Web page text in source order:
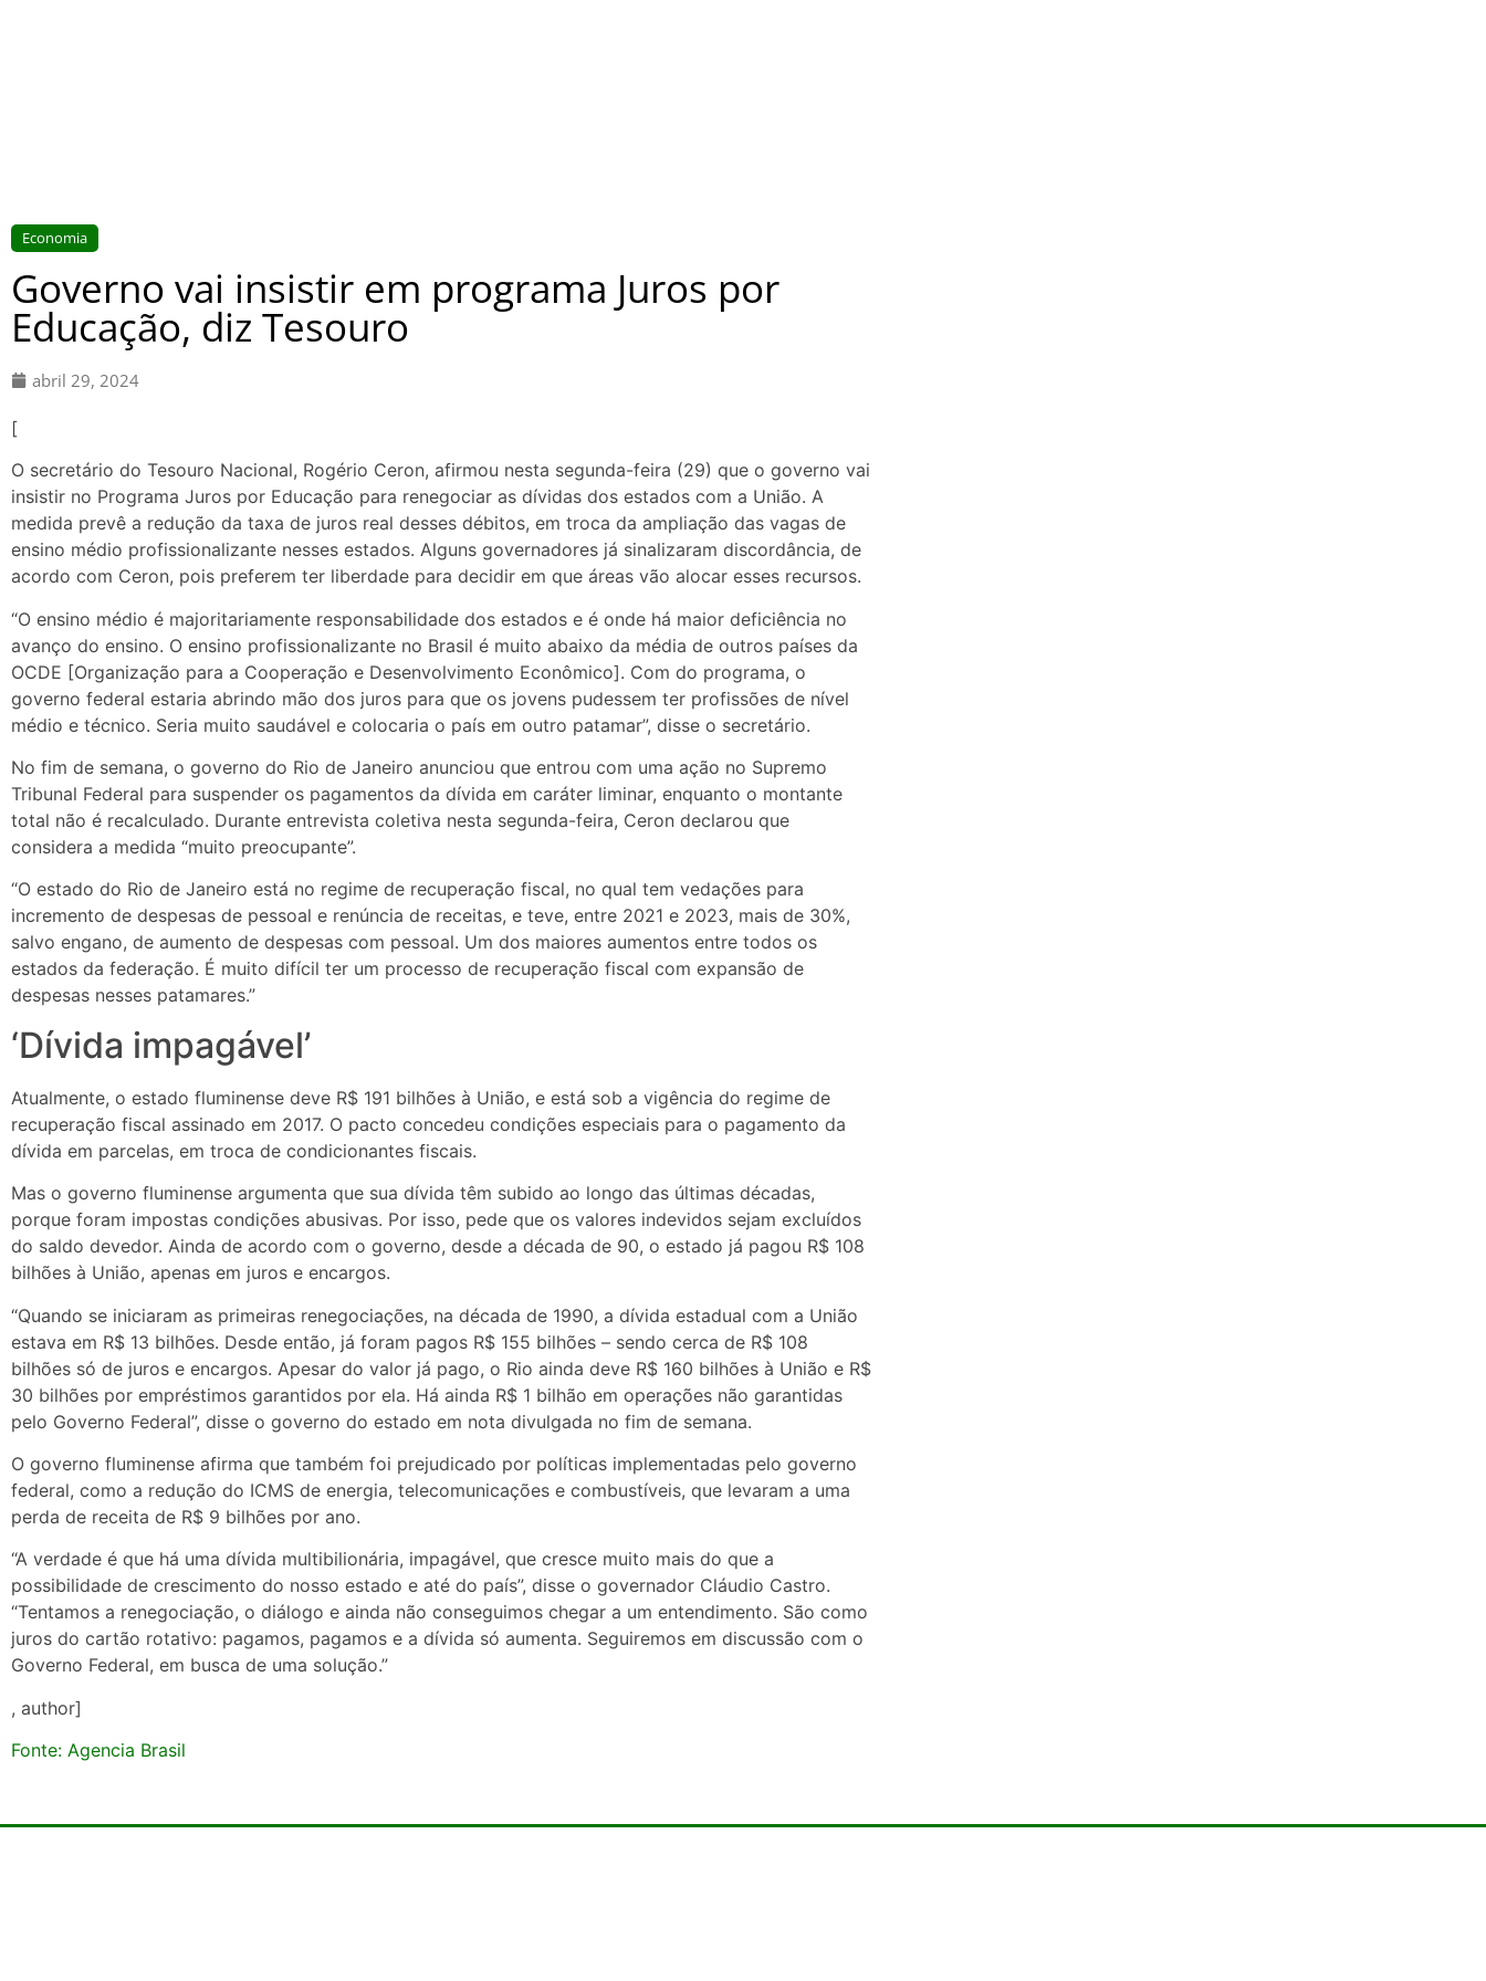
Economia
Governo vai insistir em programa Juros por
Educação, diz Tesouro
abril 29, 2024
[
O secretário do Tesouro Nacional, Rogério Ceron, afirmou nesta segunda-feira (29) que o governo vai
insistir no Programa Juros por Educação para renegociar as dívidas dos estados com a União. A
medida prevê a redução da taxa de juros real desses débitos, em troca da ampliação das vagas de
ensino médio profissionalizante nesses estados. Alguns governadores já sinalizaram discordância, de
acordo com Ceron, pois preferem ter liberdade para decidir em que áreas vão alocar esses recursos.
“O ensino médio é majoritariamente responsabilidade dos estados e é onde há maior deficiência no
avanço do ensino. O ensino profissionalizante no Brasil é muito abaixo da média de outros países da
OCDE [Organização para a Cooperação e Desenvolvimento Econômico]. Com do programa, o
governo federal estaria abrindo mão dos juros para que os jovens pudessem ter profissões de nível
médio e técnico. Seria muito saudável e colocaria o país em outro patamar”, disse o secretário.
No fim de semana, o governo do Rio de Janeiro anunciou que entrou com uma ação no Supremo
Tribunal Federal para suspender os pagamentos da dívida em caráter liminar, enquanto o montante
total não é recalculado. Durante entrevista coletiva nesta segunda-feira, Ceron declarou que
considera a medida “muito preocupante”.
“O estado do Rio de Janeiro está no regime de recuperação fiscal, no qual tem vedações para
incremento de despesas de pessoal e renúncia de receitas, e teve, entre 2021 e 2023, mais de 30%,
salvo engano, de aumento de despesas com pessoal. Um dos maiores aumentos entre todos os
estados da federação. É muito difícil ter um processo de recuperação fiscal com expansão de
despesas nesses patamares.”
‘Dívida impagável’
Atualmente, o estado fluminense deve R$ 191 bilhões à União, e está sob a vigência do regime de
recuperação fiscal assinado em 2017. O pacto concedeu condições especiais para o pagamento da
dívida em parcelas, em troca de condicionantes fiscais.
Mas o governo fluminense argumenta que sua dívida têm subido ao longo das últimas décadas,
porque foram impostas condições abusivas. Por isso, pede que os valores indevidos sejam excluídos
do saldo devedor. Ainda de acordo com o governo, desde a década de 90, o estado já pagou R$ 108
bilhões à União, apenas em juros e encargos.
“Quando se iniciaram as primeiras renegociações, na década de 1990, a dívida estadual com a União
estava em R$ 13 bilhões. Desde então, já foram pagos R$ 155 bilhões – sendo cerca de R$ 108
bilhões só de juros e encargos. Apesar do valor já pago, o Rio ainda deve R$ 160 bilhões à União e R$
30 bilhões por empréstimos garantidos por ela. Há ainda R$ 1 bilhão em operações não garantidas
pelo Governo Federal”, disse o governo do estado em nota divulgada no fim de semana.
O governo fluminense afirma que também foi prejudicado por políticas implementadas pelo governo
federal, como a redução do ICMS de energia, telecomunicações e combustíveis, que levaram a uma
perda de receita de R$ 9 bilhões por ano.
“A verdade é que há uma dívida multibilionária, impagável, que cresce muito mais do que a
possibilidade de crescimento do nosso estado e até do país”, disse o governador Cláudio Castro.
“Tentamos a renegociação, o diálogo e ainda não conseguimos chegar a um entendimento. São como
juros do cartão rotativo: pagamos, pagamos e a dívida só aumenta. Seguiremos em discussão com o
Governo Federal, em busca de uma solução.”
, author]
Fonte: Agencia Brasil